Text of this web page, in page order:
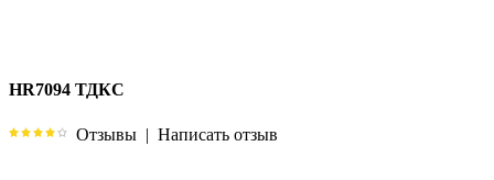
HR7094 ТДКС
Отзывы | Написать отзыв